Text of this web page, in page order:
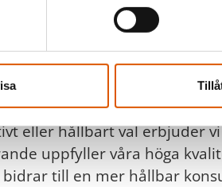
har unika behov och
era specifika krav och
alternativ som kan
optimal skrivyta.
eller hållbart val erbjuder
uppfyller våra höga
till en mer hållbar